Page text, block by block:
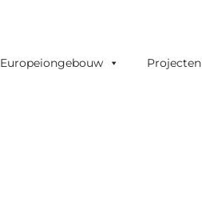
Europeiongebouw Projecten